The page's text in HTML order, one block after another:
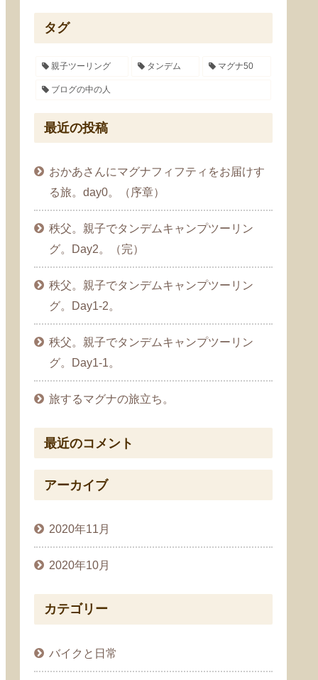
タグ
親子ツーリング タンデム マグナ50
ブログの中の人
最近の投稿
おかあさんにマグナフィフティをお届けす
る旅。day0。（序章）
秩父。親子でタンデムキャンプツーリン
グ。Day2。（完）
秩父。親子でタンデムキャンプツーリン
グ。Day1-2。
秩父。親子でタンデムキャンプツーリン
グ。Day1-1。
旅するマグナの旅立ち。
最近のコメント
アーカイブ
2020年11月
2020年10月
カテゴリー
バイクと日常